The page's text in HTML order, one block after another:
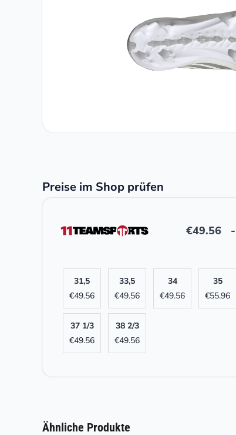
Preise im Shop prüfen
€49.56 -
31,5
€49.56
33,5
€49.56
34
€49.56
35
€55.96
37 1/3
€49.56
38 2/3
€49.56
Ähnliche Produkte